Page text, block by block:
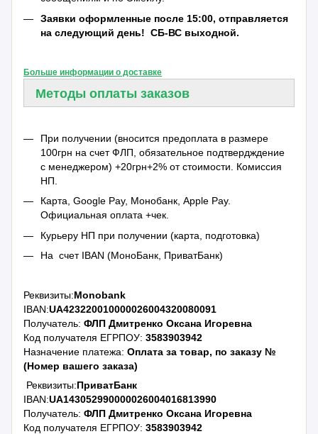
Заявки оформленные после 15:00, отправляется
на следующий день! СБ-ВС выходной.
Больше информации о доставке
Методы оплаты заказов
При получении (вносится предоплата в размере
100грн на счет ФЛП, обязательное подтвердждение
с менеджером) +20грн+2% от стоимости. Комиссия
НП.
Карта, Google Pay, Монобанк, Apple Pay.
Официальная оплата +чек.
Курьеру НП при получении (карта, подготовка)
На счет IBAN (МоноБанк, ПриватБанк)
Реквизиты:Monobank
IBAN:UA423220010000026004320080091
Получатель:ФЛП Дмитренко Оксана Игоревна
Код получателя ЕГРПОУ:3583903942
Назначение платежа:Оплата за товар, по заказу №
(Номер вашего заказа)
Реквизиты:ПриватБанк
IBAN:UA143052990000026004016813990
Получатель: ФЛП Дмитренко Оксана Игоревна
Код получателя ЕГРПОУ:3583903942